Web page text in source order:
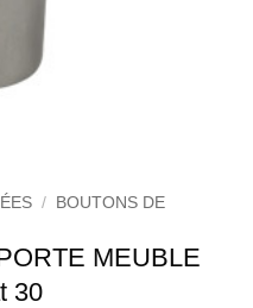
/
BOUTONS DE
MEUBLE
30